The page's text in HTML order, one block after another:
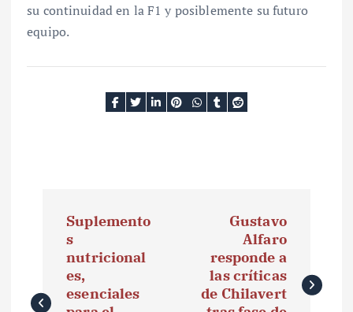
su continuidad en la F1 y posiblemente su futuro
equipo.
e
Suplemento
s
nutricional
es,
esenciales
Gustavo
Alfaro
responde a
las críticas
de Chilavert